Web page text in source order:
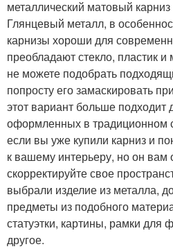
металлический матовый
Глянцевый металл, в
карнизы хороши для
преобладают стекло, пластик
не можете подобрать
попросту его замаскировать
этот вариант больше подходит
оформленных в традиционном
если вы уже купили карниз и
к вашему интерьеру, но он вам
скорректируйте свое
выбрали изделие из металла,
предметы из подобного
статуэтки, картины, рамки для
другое.